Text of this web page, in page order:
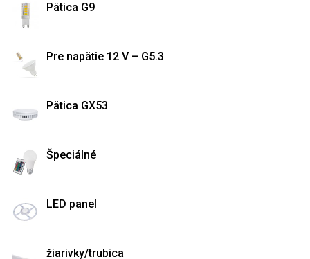
Pätica G9
Pre napätie 12 V – G5.3
Pätica GX53
Špeciálné
LED panel
žiarivky/trubica